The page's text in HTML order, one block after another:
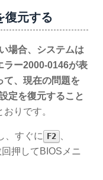
復元する
場合、システムは
ラー2000-0146が表
て、現在の問題を
定を復元すること
りです。
、すぐに F2
押してBIOSメニ